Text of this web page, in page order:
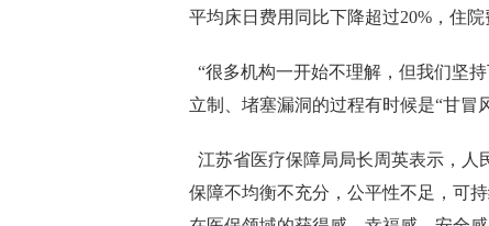
平均床日费用同比下降超过20%，住院
“很多机构一开始不理解，但我们坚
立制、堵塞漏洞的过程有时候是“甘冒
江苏省医疗保障局局长周英表示，人
保障不均衡不充分，公平性不足，可